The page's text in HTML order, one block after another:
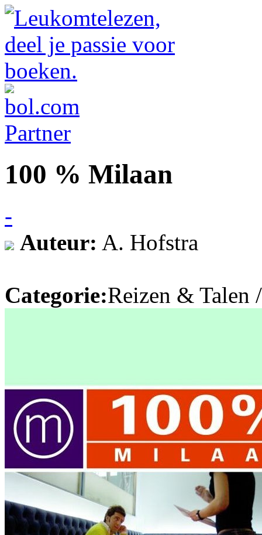
100 % Milaan
-
Auteur: A. Hofstra
Categorie:Reizen & Talen